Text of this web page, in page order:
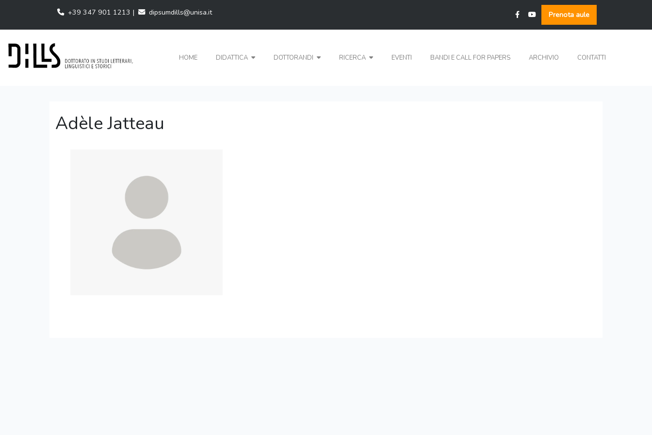
+39 347 901 1213 | dipsumdills@unisa.it Prenota aule
HOME DIDATTICA DOTTORANDI RICERCA EVENTI BANDI E CALL FOR PAPERS ARCHIVIO CONTATTI
Adèle Jatteau